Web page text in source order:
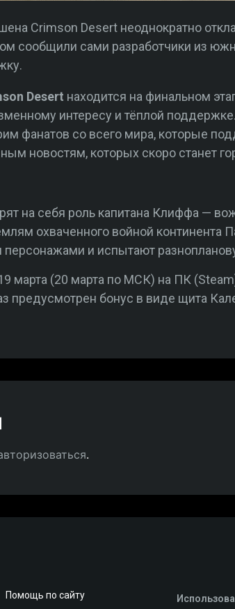
Crimson Desert неоднократно
сообщили сами разработчики из
Desert находится на финальном
интересу и тёплой
фанатов со всего мира, которые
новостям, которых скоро станет
на себя роль капитана Клиффа —
охваченного войной континента
и испытают
марта (20 марта по МСК) на ПК
предусмотрен бонус в виде щита
.
Помощь по сайту